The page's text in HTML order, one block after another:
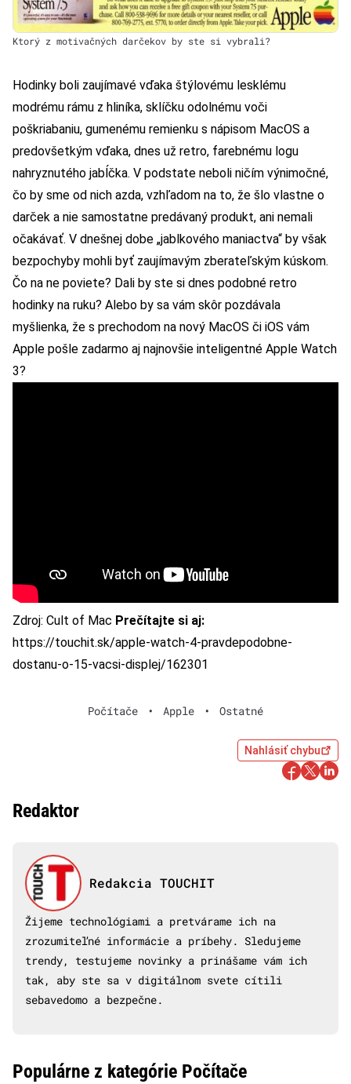
Ktorý z motivačných darčekov by ste si vybrali?
Hodinky boli zaujímavé vďaka štýlovému lesklému
modrému rámu z hliníka, sklíčku odolnému voči
poškriabaniu, gumenému remienku s nápisom MacOS a
predovšetkým vďaka, dnes už retro, farebnému logu
nahryznutého jabĺčka. V podstate neboli ničím výnimočné,
čo by sme od nich azda, vzhľadom na to, že šlo vlastne o
darček a nie samostatne predávaný produkt, ani nemali
očakávať. V dnešnej dobe „jablkového maniactva“ by však
bezpochyby mohli byť zaujímavým zberateľským kúskom.
Čo na ne poviete? Dali by ste si dnes podobné retro
hodinky na ruku? Alebo by sa vám skôr pozdávala
myšlienka, že s prechodom na nový MacOS či iOS vám
Apple pošle zadarmo aj najnovšie inteligentné Apple Watch
3?
Zdroj: Cult of Mac Prečítajte si aj:
https://touchit.sk/apple-watch-4-pravdepodobne-
dostanu-o-15-vacsi-displej/162301
Počítače • Apple • Ostatné
Nahlásiť chybu
Redaktor
Redakcia TOUCHIT
Žijeme technológiami a pretvárame ich na
zrozumiteľné informácie a príbehy. Sledujeme
trendy, testujeme novinky a prinášame vám ich
tak, aby ste sa v digitálnom svete cítili
sebavedomo a bezpečne.
Populárne z kategórie Počítače